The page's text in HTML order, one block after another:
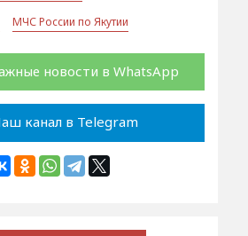
МЧС России по Якутии
новости в WhatsApp
канал в Telegram